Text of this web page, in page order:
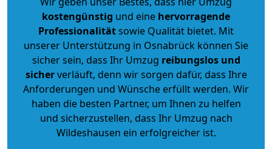
kostengünstig und eine hervorragende
Professionalitätsowie Qualität bietet. Mit
unserer Unterstützung in Osnabrück können Sie
sicher sein, dass Ihr Umzug reibungslos und
sicherverläuft, denn wir sorgen dafür, dass Ihre
Anforderungen und Wünsche erfüllt werden. Wir
haben die besten Partner, um Ihnen zu helfen
und sicherzustellen, dass Ihr Umzug nach
Wildeshausen ein erfolgreicher ist.